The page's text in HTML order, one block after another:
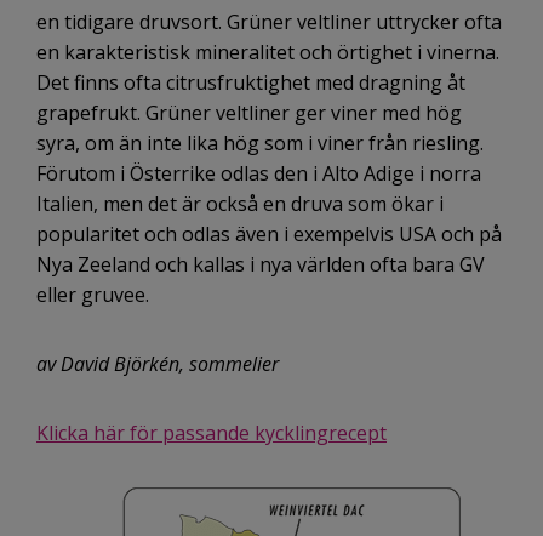
en tidigare druvsort. Grüner veltliner uttrycker ofta
en karakteristisk mineralitet och örtighet i vinerna.
Det finns ofta citrusfruktighet med dragning åt
grapefrukt. Grüner veltliner ger viner med hög
syra, om än inte lika hög som i viner från riesling.
Förutom i Österrike odlas den i Alto Adige i norra
Italien, men det är också en druva som ökar i
popularitet och odlas även i exempelvis USA och på
Nya Zeeland och kallas i nya världen ofta bara GV
eller gruvee.
av David Björkén, sommelier
Klicka här för passande kycklingrecept